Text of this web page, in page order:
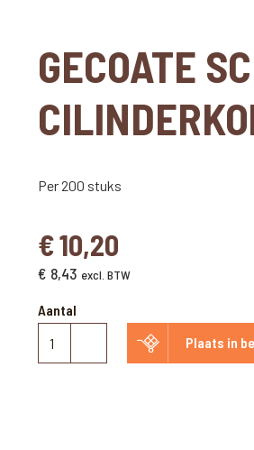
GECOATE
Per 200 stuks
€10,20
€ 8,43 excl. BTW
Aantal
Gecoate
schroeven
Plaats in